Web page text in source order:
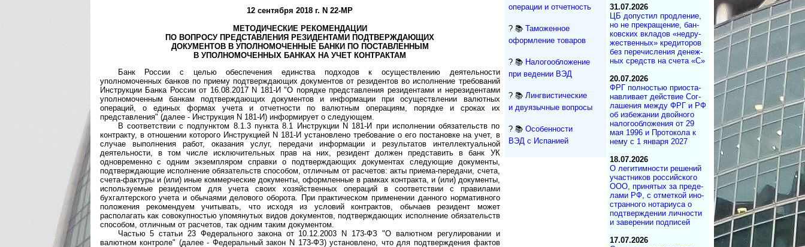
12 сентября 2018 г. N 22-МР
МЕТОДИЧЕСКИЕ РЕКОМЕНДАЦИИ
ПО ВОПРОСУ ПРЕДСТАВЛЕНИЯ РЕЗИДЕНТАМИ ПОДТВЕРЖДАЮЩИХ
ДОКУМЕНТОВ В УПОЛНОМОЧЕННЫЕ БАНКИ ПО ПОСТАВЛЕННЫМ
В УПОЛНОМОЧЕННЫХ БАНКАХ НА УЧЕТ КОНТРАКТАМ
Банк России с целью обеспечения единства подходов к осуществлению деятельности
уполномоченных банков по приему подтверждающих документов от резидентов во исполнение требований
Инструкции Банка России от 16.08.2017 N 181-И "О порядке представления резидентами и нерезидентами
уполномоченным банкам подтверждающих документов и информации при осуществлении валютных
операций, о единых формах учета и отчетности по валютным операциям, порядке и сроках их
представления" (далее - Инструкция N 181-И) информирует о следующем.
В соответствии с подпунктом 8.1.3 пункта 8.1 Инструкции N 181-И при исполнении обязательств по
контракту, в отношении которого Инструкцией N 181-И установлено требование о его постановке на учет, в
случае выполнения работ, оказания услуг, передачи информации и результатов интеллектуальной
деятельности, в том числе исключительных прав на них, резидент должен представить в банк УК
одновременно с одним экземпляром справки о подтверждающих документах следующие документы,
подтверждающие исполнение обязательств способом, отличным от расчетов: акты приема-передачи, счета,
счета-фактуры и (или) иные коммерческие документы, оформленные в рамках контракта, и (или) документы,
используемые резидентом для учета своих хозяйственных операций в соответствии с правилами
бухгалтерского учета и обычаями делового оборота. При практическом применении данного нормативного
положения рекомендуем учитывать, что исходя из условий контрактов, обычаев резидент может
располагать как совокупностью упомянутых видов документов, подтверждающих исполнение обязательств
способом, отличным от расчетов, так одним таким документом.
Частью 5 статьи 23 Федерального закона от 10.12.2003 N 173-ФЗ "О валютном регулировании и
валютном контроле" (далее - Федеральный закон N 173-ФЗ) установлено, что для подтверждения фактов
операции и отчетность
? 📚 Таможенное
оформление товаров
? 📚 Налогообложение
при ведении ВЭД
? 📚 Лингвистические
и двуязычные вопросы
? 📚 Особенности
ВЭД с Испанией
31.07.2026
ЦБ допустил продле­ние,
но не пре­кра­ще­ние, бан­
ков­ских вкла­дов «не­дру­
же­ст­вен­ных» кре­ди­то­ров
без пе­ре­чис­ле­ния де­не­ж­
ных средств на сче­та «С»
20.07.2026
ФРГ полностью при­ос­та­
на­в­ли­ва­ет дей­ст­вие Со­г­
ла­ше­ния меж­ду ФРГ и РФ
об из­бе­жа­нии двой­но­го
на­ло­го­об­ло­же­ния от 29
мая 1996 и Про­то­ко­ла к
нему с 1 ян­ва­ря 2027
18.07.2026
О легитимности ре­ше­ний
участ­ни­ков рос­сий­ско­го
ООО, при­ня­тых за пре­де­
ла­ми РФ, с от­мет­кой ино­
ст­ран­но­го но­та­ри­у­са о
под­т­вер­ж­де­нии лич­но­с­ти
и за­ве­ре­нии под­писей
17.07.2026